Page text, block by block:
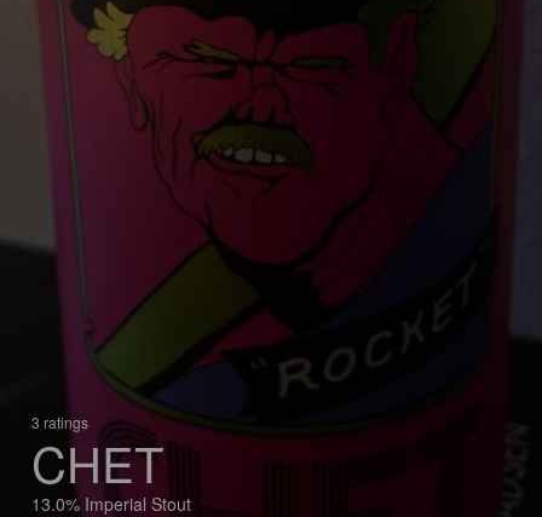
3 ratings
CHET
13.0% Imperial Stout